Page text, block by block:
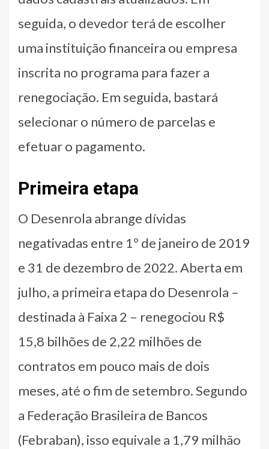
seguida, o devedor terá de escolher
uma instituição financeira ou empresa
inscrita no programa para fazer a
renegociação. Em seguida, bastará
selecionar o número de parcelas e
efetuar o pagamento.
Primeira etapa
O Desenrola abrange dívidas
negativadas entre 1º de janeiro de 2019
e 31 de dezembro de 2022. Aberta em
julho, a primeira etapa do Desenrola –
destinada à Faixa 2 – renegociou R$
15,8 bilhões de 2,22 milhões de
contratos em pouco mais de dois
meses, até o fim de setembro. Segundo
a Federação Brasileira de Bancos
(Febraban), isso equivale a 1,79 milhão